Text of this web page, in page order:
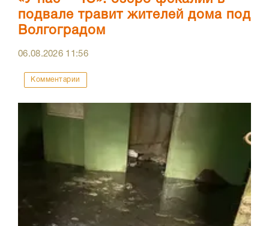
подвале травит жителей дома под
Волгоградом
06.08.2026 11:56
Комментарии